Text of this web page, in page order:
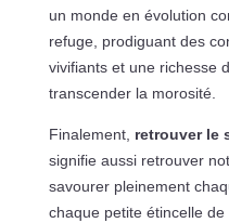
un monde en évolution
refuge, prodiguant des
vivifiants et une richesse
transcender la morosité.
Finalement, retrouver le
signifie aussi retrouver
savourer pleinement
chaque petite étincelle